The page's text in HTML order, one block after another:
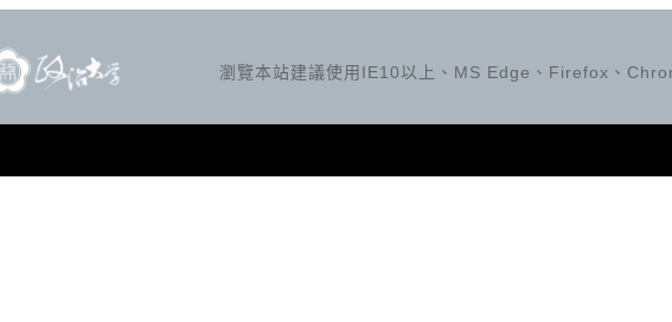
瀏覽本站建議使用IE10以上、MS Edge、Firefox、